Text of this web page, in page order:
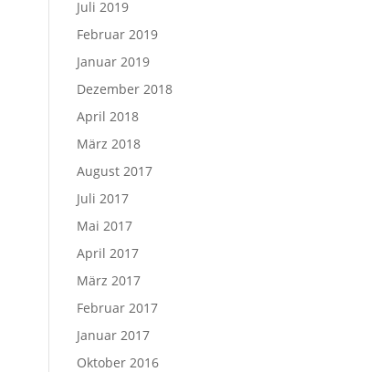
Juli 2019
Februar 2019
Januar 2019
Dezember 2018
April 2018
März 2018
August 2017
Juli 2017
Mai 2017
April 2017
März 2017
Februar 2017
Januar 2017
Oktober 2016